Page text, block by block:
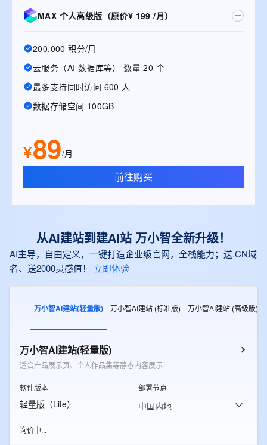
MAX 个人高级版（原价¥ 199 /月）
200,000 积分/月
云服务（AI 数据库等） 数量 20 个
最多支持同时访问 600 人
数据存储空间 100GB
¥89/月
前往购买
从AI建站到建AI站 万小智全新升级！
AI主导，自由定义，一键打造企业级官网，全栈能力；送.CN域
名、送2000灵感值！
立即体验
万小智AI建站(轻量版) 万小智AI建站 (标准版) 万小智AI建站 (高级版)
万小智AI建站(轻量版)
适合产品展示页、个人作品集等静态内容展示
软件版本
轻量版（Lite）
部署节点
中国内地
询价中...